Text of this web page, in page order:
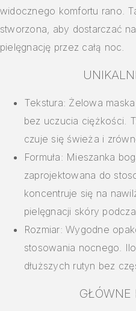
widocznego komfortu rano.
stworzona, aby dostarczać
pielęgnację przez całą noc.
Tekstura: Żelowa
bez uczucia ciężkości.
czuje się świeża i
Formuła: Mieszanka
zaprojektowana do
koncentruje się na
pielęgnacji skóry
Rozmiar: Wygodne
stosowania nocnego.
dłuższych rutyn bez
GŁÓWNE